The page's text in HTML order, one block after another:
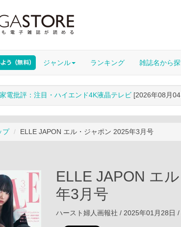
ジャンル ランキング 雑誌名から
家電批評：注目・ハイエンド4K液晶テレビ [2026年08月
プ ELLE JAPON エル・ジャポン 2025年3月号
ELLE JAPON エ
年3月号
ハースト婦人画報社 / 2025年01月28日